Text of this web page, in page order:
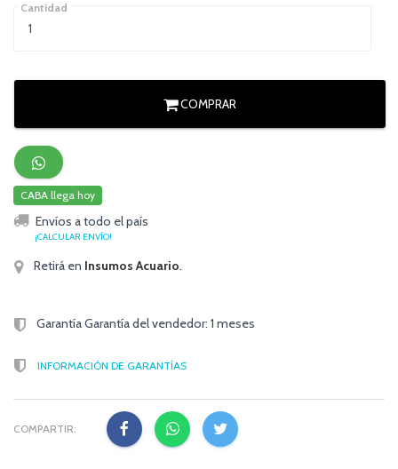
Cantidad
COMPRAR
CABA llega hoy
Envíos a todo el país
¡CALCULAR ENVÍO!
Retirá en Insumos Acuario.
Garantía Garantía del vendedor: 1 meses
INFORMACIÓN DE GARANTÍAS
COMPARTIR: